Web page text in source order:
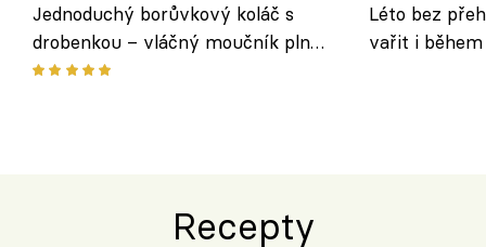
Jednoduchý borůvkový koláč s
drobenkou – vláčný moučník plný
ovoce
Léto bez
vařit i
Recepty